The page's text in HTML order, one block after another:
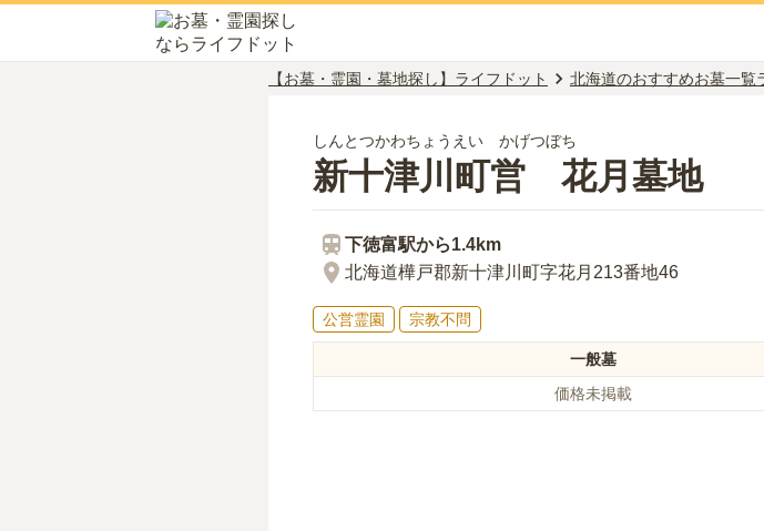
【お墓・霊園・墓地探し】ライフドット 北海道のおすすめお墓一覧
しんとつかわちょうえい かげつぼち
新十津川町営 花月墓地
下徳富駅から1.4km
北海道樺戸郡新十津川町字花月213番地46
公営霊園 宗教不問
一般墓
価格未掲載